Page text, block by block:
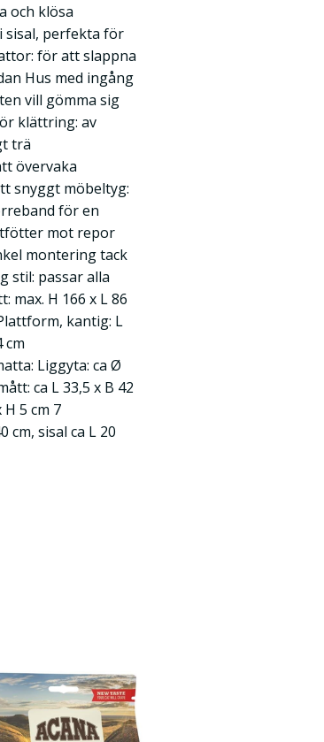
och klösa
sisal, perfekta för
för att slappna
Hus med ingång
vill gömma sig
klättring: av
trä
övervaka
snyggt möbeltyg:
för en
mot repor
montering tack
stil: passar alla
max. H 166 x L 86
kantig: L
cm
Liggyta: ca Ø
ca L 33,5 x B 42
H 5 cm 7
cm, sisal ca L 20